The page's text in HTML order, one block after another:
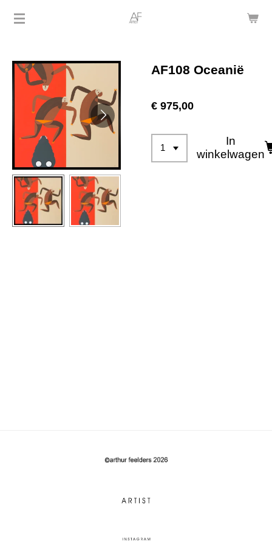
Ga
de
hoofdinhoud
AF108 Oceanië
€ 975,00
In
winkelwagen